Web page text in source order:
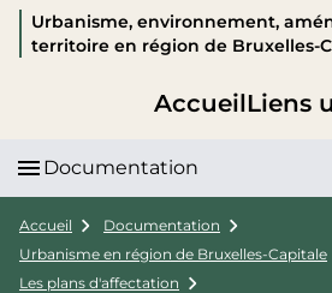
Urbanisme, environnement,
territoire en région de Bruxelles-
AccueilLiens
Documentation
Accueil
Documentation
Urbanisme en région de Bruxelles-Capitale
Les plans d'affectation